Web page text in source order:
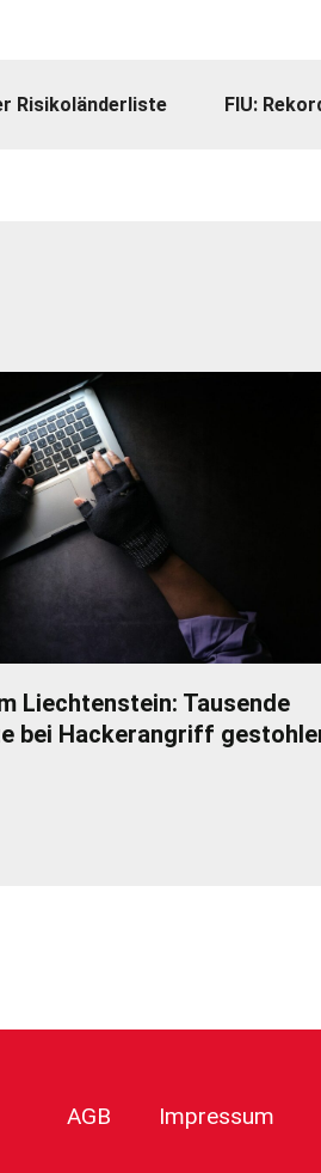
Risikoländerliste FIU:
Liechtenstein: Tausende
bei Hackerangriff
AGB Impressum